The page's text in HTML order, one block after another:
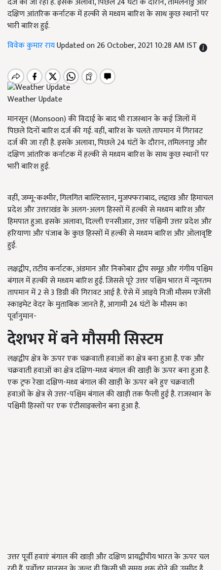
दक्षिण आंतरिक कर्नाटक में हल्की से मध्यम बारिश के साथ कुछ स्थानों पर
भारी बारिश हुई.
विवेक कुमार रायUpdated on 26 October, 2021 10:28 AM IST
Weather Update
मानसून (Monsoon) की विदाई के बाद भी राजस्थान के कई जिलों में
पिछले दिनों बारिश दर्ज की गई. वहीं, बारिश के चलते तापमान में गिरावट
दर्ज की जा रही है. इसके अलावा, पिछले 24 घंटों के दौरान, तमिलनाडु और
दक्षिण आंतरिक कर्नाटक में हल्की से मध्यम बारिश के साथ कुछ स्थानों पर
भारी बारिश हुई.
वहीं, जम्मू-कश्मीर, गिलगित बाल्टिस्तान, मुजफ्फराबाद, लद्दाख और हिमाचल
प्रदेश और उत्तराखंड के अलग-अलग हिस्सों में हल्की से मध्यम बारिश और
हिमपात हुआ. इसके अलावा, दिल्ली एनसीआर, उत्तर पश्चिमी उत्तर प्रदेश और
हरियाणा और पंजाब के कुछ हिस्सों में हल्की से मध्यम बारिश और ओलावृष्टि
हुई.
लक्षद्वीप, तटीय कर्नाटक, अंडमान और निकोबार द्वीप समूह और गंगीय पश्चिम
बंगाल में हल्की से मध्यम बारिश हुई. जिससे पूरे उत्तर पश्चिम भारत में न्यूनतम
तापमान में 2 से 3 डिग्री की गिरावट आई है. ऐसे में आइये निजी मौसम एजेंसी
स्काइमेट वेदर के मुताबिक जानते हैं, आगामी 24 घंटों के मौसम का
पूर्वानुमान-
देशभर में बने मौसमी सिस्टम
लक्षद्वीप क्षेत्र के ऊपर एक चक्रवाती हवाओं का क्षेत्र बना हुआ है. एक और
चक्रवाती हवाओं का क्षेत्र दक्षिण-मध्य बंगाल की खाड़ी के ऊपर बना हुआ है.
एक ट्रफ रेखा दक्षिण-मध्य बंगाल की खाड़ी के ऊपर बने हुए चक्रवाती
हवाओं के क्षेत्र से उत्तर-पश्चिम बंगाल की खाड़ी तक फैली हुई है. राजस्थान के
पश्चिमी हिस्सों पर एक एंटीसाइक्लोन बना हुआ है.
उत्तर पूर्वी हवाएं बंगाल की खाड़ी और दक्षिण प्रायद्वीपीय भारत के ऊपर चल